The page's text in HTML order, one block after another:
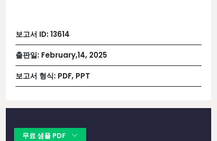
보고서 ID:13614
출판일: February,14, 2025
보고서 형식: PDF, PPT
무료 샘플 PDF